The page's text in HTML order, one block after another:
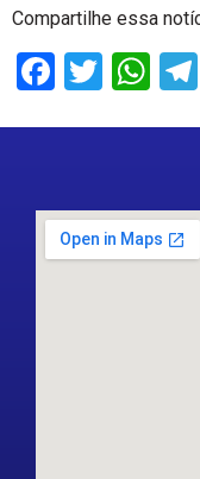
Compartilhe essa